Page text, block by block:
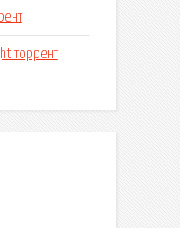
торрент